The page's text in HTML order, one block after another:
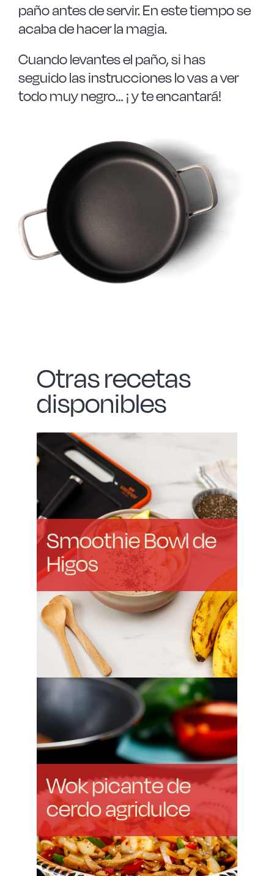
paño antes de servir. En este tiempo se
acaba de hacer la magia.
Cuando levantes el paño, si has
seguido las instrucciones lo vas a ver
todo muy negro… ¡ y te encantará!
Otras recetas
disponibles
Smoothie Bowl de
Higos
Wok picante de
cerdo agridulce